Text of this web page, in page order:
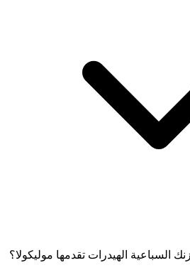
السباعية الهيدرات تقدمها موليكولا؟